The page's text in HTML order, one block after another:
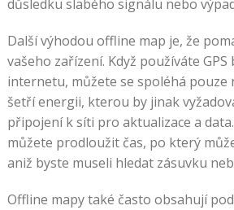
důsledku slabého signálu nebo
Další výhodou offline map je, že
vašeho zařízení. Když používáte
internetu, můžete se spoléhá pouze
šetří energii, kterou by jinak
připojení k síti pro aktualizace a
můžete prodloužit čas, po který
aniž byste museli hledat zásuvku
Offline mapy také často obsahují